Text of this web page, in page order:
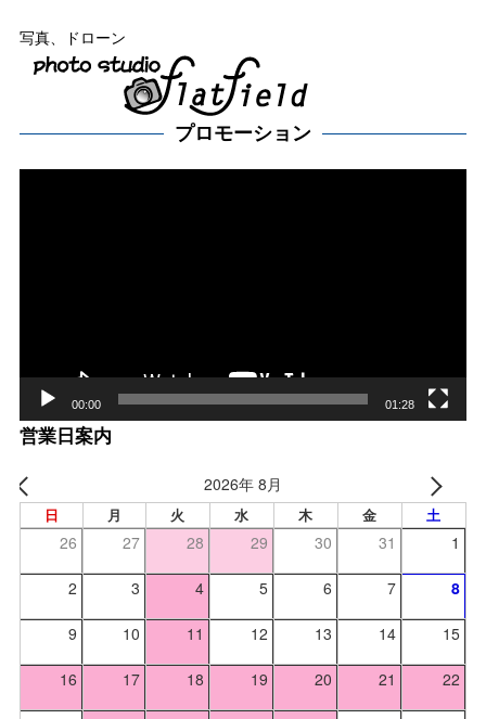
写真、ドローン
プロモーション
00:00 01:28
営業日案内
2026年 8月
日 月 火 水 木 金 土
26 27 28 29 30 31 1
2 3 4 5 6 7 8
9 10 11 12 13 14 15
16 17 18 19 20 21 22